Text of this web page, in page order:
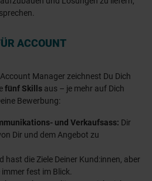
ACCOUNT
Manager zeichnest Du Dich
fünf Skills aus – je mehr auf Dich
Bewerbung:
und Verkaufsass: Dir
Dir und dem Angebot zu
hast die Ziele Deiner Kund:innen, aber
fest im Blick.